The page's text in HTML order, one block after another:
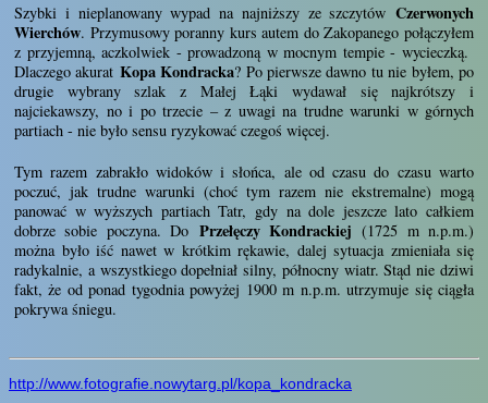
Szybki i nieplanowany wypad na najniższy ze szczytów Czerwonych
Wierchów. Przymusowy poranny kurs autem do Zakopanego połączyłem
z przyjemną, aczkolwiek - prowadzoną w mocnym tempie - wycieczką.
Dlaczego akurat Kopa Kondracka? Po pierwsze dawno tu nie byłem, po
drugie wybrany szlak z Małej Łąki wydawał się najkrótszy i
najciekawszy, no i po trzecie – z uwagi na trudne warunki w górnych
partiach - nie było sensu ryzykować czegoś więcej.
Tym razem zabrakło widoków i słońca, ale od czasu do czasu warto
poczuć, jak trudne warunki (choć tym razem nie ekstremalne) mogą
panować w wyższych partiach Tatr, gdy na dole jeszcze lato całkiem
dobrze sobie poczyna. Do Przełęczy Kondrackiej (1725 m n.p.m.)
można było iść nawet w krótkim rękawie, dalej sytuacja zmieniała się
radykalnie, a wszystkiego dopełniał silny, północny wiatr. Stąd nie dziwi
fakt, że od ponad tygodnia powyżej 1900 m n.p.m. utrzymuje się ciągła
pokrywa śniegu.
http://www.fotografie.nowytarg.pl/kopa_kondracka